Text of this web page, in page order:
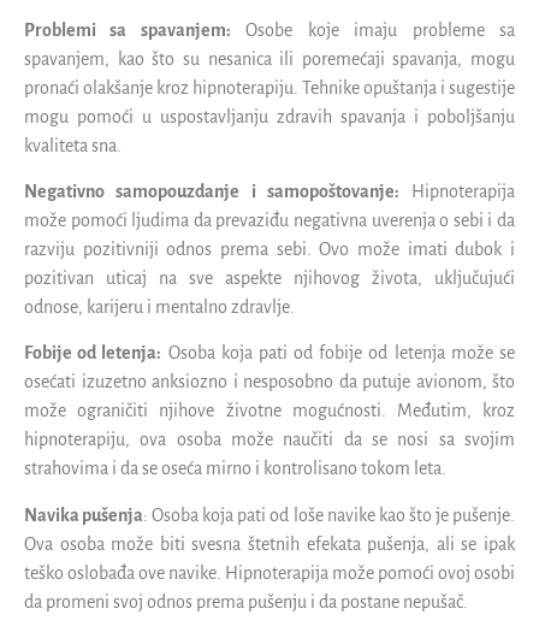
Problemi sa spavanjem: Osobe koje imaju probleme sa
spavanjem, kao što su nesanica ili poremećaji spavanja, mogu
pronaći olakšanje kroz hipnoterapiju. Tehnike opuštanja i sugestije
mogu pomoći u uspostavljanju zdravih spavanja i poboljšanju
kvaliteta sna.
Negativno samopouzdanje i samopoštovanje: Hipnoterapija
može pomoći ljudima da prevaziđu negativna uverenja o sebi i da
razviju pozitivniji odnos prema sebi. Ovo može imati dubok i
pozitivan uticaj na sve aspekte njihovog života, uključujući
odnose, karijeru i mentalno zdravlje.
Fobije od letenja: Osoba koja pati od fobije od letenja može se
osećati izuzetno anksiozno i nesposobno da putuje avionom, što
može ograničiti njihove životne mogućnosti. Međutim, kroz
hipnoterapiju, ova osoba može naučiti da se nosi sa svojim
strahovima i da se oseća mirno i kontrolisano tokom leta.
Navika pušenja: Osoba koja pati od loše navike kao što je pušenje.
Ova osoba može biti svesna štetnih efekata pušenja, ali se ipak
teško oslobađa ove navike. Hipnoterapija može pomoći ovoj osobi
da promeni svoj odnos prema pušenju i da postane nepušač.